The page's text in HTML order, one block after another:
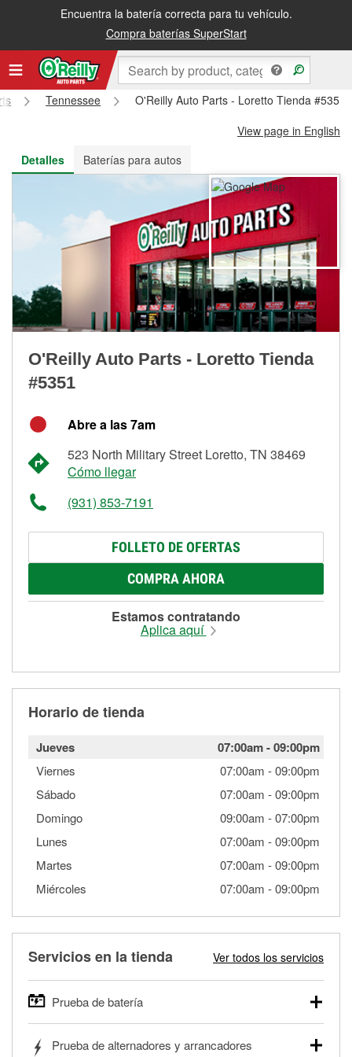
Encuentra la batería correcta para tu vehículo.
Compra baterías SuperStart
Recibe tu orden gratis al día siguiente o recógela en la tienda
Tennessee
O'Reilly Auto Parts - Loretto Tienda #5351
View page in English
Detalles
Baterías para autos
O'Reilly Auto Parts - Loretto Tienda
#5351
Abre a las 7am
523 North Military Street Loretto, TN 38469
Cómo llegar
(931) 853-7191
FOLLETO DE OFERTAS
COMPRA AHORA
Estamos contratando
Aplica aquí
Horario de tienda
Jueves 07:00am-09:00pm
Viernes 07:00am -09:00pm
Sábado
07:00am -09:00pm
Domingo
09:00am -07:00pm
Lunes
07:00am -09:00pm
Martes
07:00am -09:00pm
Miércoles
07:00am -09:00pm
Servicios en la tienda Ver todos los servicios
Prueba de batería
autos, camionetas, SUVs, vehículos comerciales y
Prueba de alternadores y arrancadores